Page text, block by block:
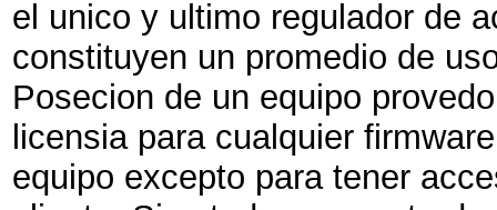
el unico y ultimo regulador de
constituyen un promedio de
Posecion de un equipo
licensia para cualquier
equipo excepto para tener